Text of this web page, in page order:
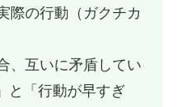
際の行動（ガクチカ
、互いに矛盾してい
と「行動が早すぎ